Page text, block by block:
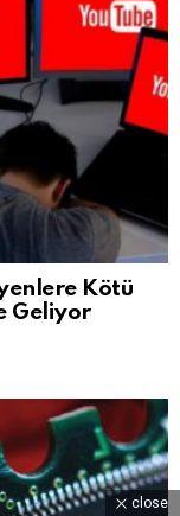
Kötü
Geliyor
close